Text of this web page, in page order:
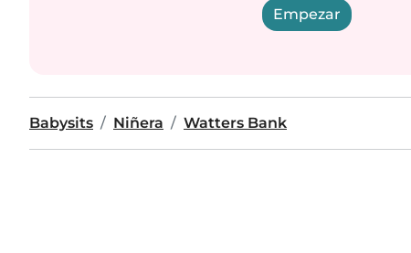
Empezar
Babysits Niñera Watters Bank